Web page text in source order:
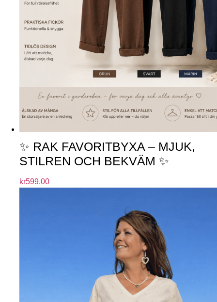
✨ RAK FAVORITBYXA – MJUK,
STILREN OCH BEKVÄM ✨
kr599.00